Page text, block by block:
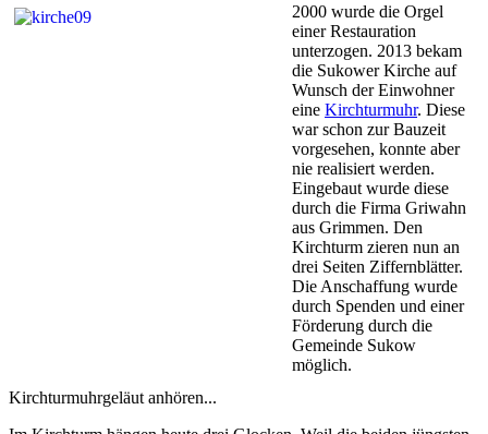
2000 wurde die Orgel
einer Restauration
unterzogen. 2013 bekam
die Sukower Kirche auf
Wunsch der Einwohner
eine Kirchturmuhr. Diese
war schon zur Bauzeit
vorgesehen, konnte aber
nie realisiert werden.
Eingebaut wurde diese
durch die Firma Griwahn
aus Grimmen. Den
Kirchturm zieren nun an
drei Seiten Ziffernblätter.
Die Anschaffung wurde
durch Spenden und einer
Förderung durch die
Gemeinde Sukow
möglich.
Kirchturmuhrgeläut anhören...